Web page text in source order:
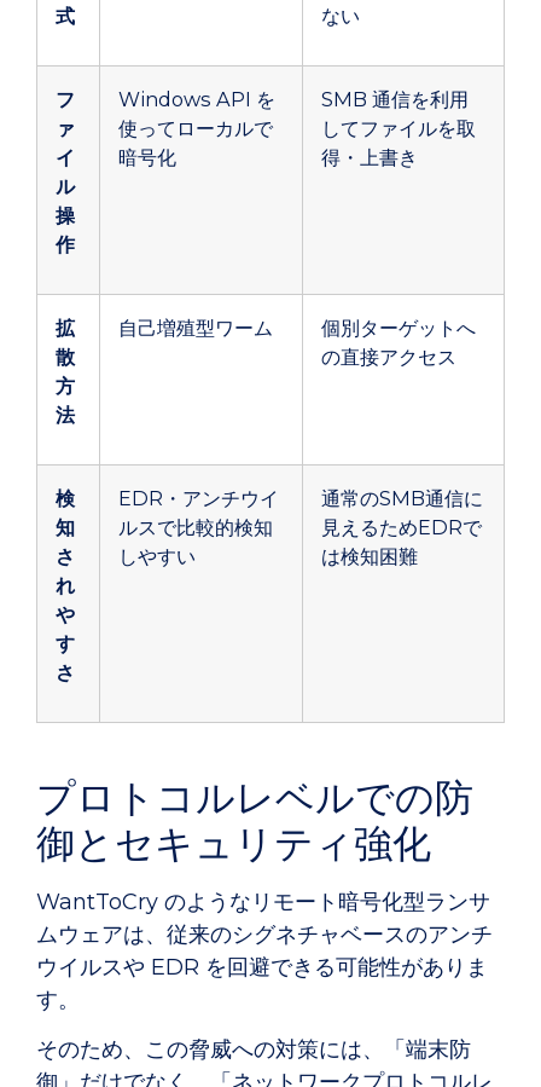
式
ない
フ
ァ
イ
ル
操
作
Windows API を
使ってローカルで
暗号化
SMB 通信を利用
してファイルを取
得・上書き
拡
散
方
法
自己増殖型ワーム
個別ターゲットへ
の直接アクセス
検
知
さ
れ
や
す
さ
EDR・アンチウイ
ルスで比較的検知
しやすい
通常のSMB通信に
見えるためEDRで
は検知困難
プロトコルレベルでの防
御とセキュリティ強化
WantToCry のようなリモート暗号化型ランサ
ムウェアは、従来のシグネチャベースのアンチ
ウイルスや EDR を回避できる可能性がありま
す。
そのため、この脅威への対策には、「端末防